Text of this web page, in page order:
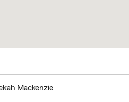
to
before